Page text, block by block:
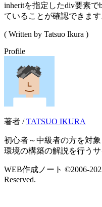
inheritを指定したdiv要素で
ていることが確認できます
( Written by Tatsuo Ikura )
Profile
著者 /TATSUO IKURA
初心者～中級者の方を対
環境の構築の解説を行う
WEB作成ノート ©2006-
Reserved.